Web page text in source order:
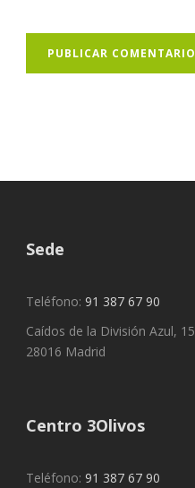
Sede
Teléfono: 91 387 67 90
Caídos de la División Azul, 15
28016 Madrid
Centro 3Olivos
Teléfono: 91 387 67 90